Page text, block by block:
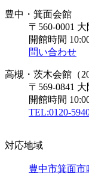
豊中・箕面会館
〒560-0001
開館時間
問い合わせ
高槻・茨木会館（
〒569-0841
開館時間
TEL:0120-
対応地域
豊中市箕面市